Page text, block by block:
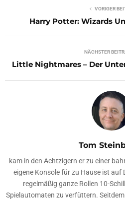
VORIGER
Harry Potter: Wizards
NÄCHSTER
Little Nightmares – Der
Tom
kam in den Achtzigern er zu einer
eigene Konsole für zu Hause ist auf
regelmäßig ganze Rollen 10-
Spielautomaten zu verfüttern.